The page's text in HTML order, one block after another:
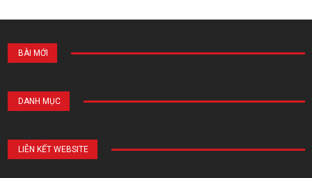
BÀI MỚI
DANH MỤC
LIÊN KẾT WEBSITE